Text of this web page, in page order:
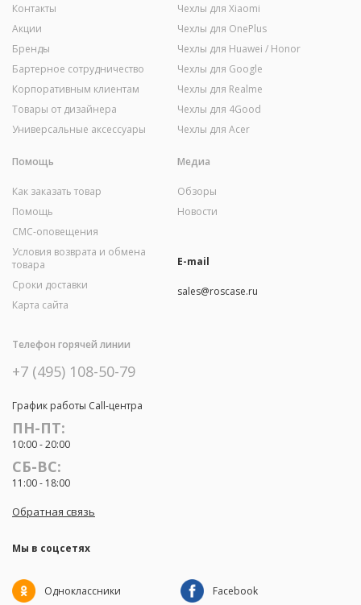
Контакты
Акции
Бренды
Бартерное сотрудничество
Корпоративным клиентам
Товары от дизайнера
Универсальные аксессуары
Чехлы для Xiaomi
Чехлы для OnePlus
Чехлы для Huawei / Honor
Чехлы для Google
Чехлы для Realme
Чехлы для 4Good
Чехлы для Acer
Помощь
Как заказать товар
Помощь
СМС-оповещения
Условия возврата и обмена
товара
Сроки доставки
Карта сайта
Медиа
Обзоры
Новости
E-mail
sales@roscase.ru
Телефон горячей линии
+7 (495) 108-50-79
График работы Call-центра
ПН-ПТ:
10:00 - 20:00
СБ-ВС:
11:00 - 18:00
Обратная связь
Мы в соцсетях
Одноклассники Facebook